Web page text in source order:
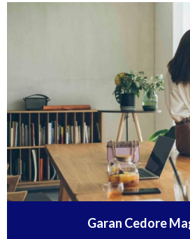
Garan Cedore